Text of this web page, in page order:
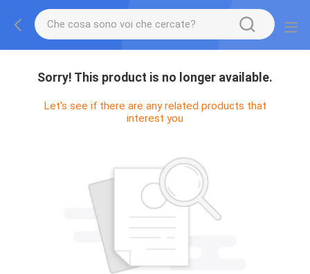
Sorry! This product is no longer available.
Let's see if there are any related products that
interest you